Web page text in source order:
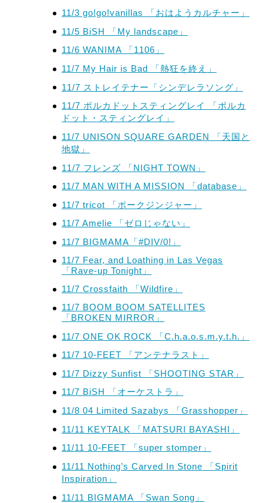
11/3 go!go!vanillas 「おはようカルチャー」
11/5 BiSH 「My landscape」
11/6 WANIMA 「1106」
11/7 My Hair is Bad 「熱狂を終え」
11/7 ストレイテナー「シンデレラソング」
11/7 ポルカドットスティングレイ 「ポルカ
ドット・スティングレイ」
11/7 UNISON SQUARE GARDEN 「天国と
地獄」
11/7 フレンズ 「NIGHT TOWN」
11/7 MAN WITH A MISSION 「database」
11/7 tricot 「ポークジンジャー」
11/7 Amelie 「ゼロじゃない」
11/7 BIGMAMA「#DIV/0!」
11/7 Fear, and Loathing in Las Vegas
「Rave-up Tonight」
11/7 Crossfaith 「Wildfire」
11/7 BOOM BOOM SATELLITES
「BROKEN MIRROR」
11/7 ONE OK ROCK 「C.h.a.o.s.m.y.t.h.」
11/7 10-FEET 「アンテナラスト」
11/7 Dizzy Sunfist 「SHOOTING STAR」
11/7 BiSH 「オーケストラ」
11/8 04 Limited Sazabys 「Grasshopper」
11/11 KEYTALK 「MATSURI BAYASHI」
11/11 10-FEET 「super stomper」
11/11 Nothing’s Carved In Stone 「Spirit
Inspiration」
11/11 BIGMAMA 「Swan Song」